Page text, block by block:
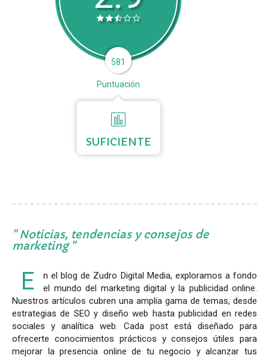
581
Puntuación
SUFICIENTE
Noticias, tendencias y consejos de
marketing
E
n el blog de Zudro Digital Media, exploramos a fondo
el mundo del marketing digital y la publicidad online.
Nuestros artículos cubren una amplia gama de temas, desde
estrategias de SEO y diseño web hasta publicidad en redes
sociales y analítica web. Cada post está diseñado para
ofrecerte conocimientos prácticos y consejos útiles para
mejorar la presencia online de tu negocio y alcanzar tus